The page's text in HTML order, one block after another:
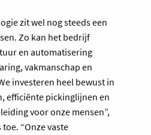
zit wel nog steeds een
Zo kan het bedrijf
en automatisering
vakmanschap en
investeren heel bewust in
efficiënte pickinglijnen en
voor onze mensen”,
“Onze vaste